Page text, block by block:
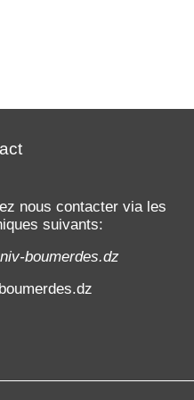
nous contacter via les
suivants:
boumerdes.dz